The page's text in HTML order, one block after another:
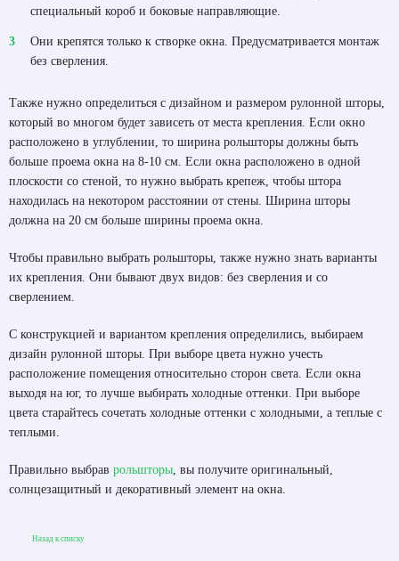
специальный короб и боковые направляющие.
Они крепятся только к створке окна. Предусматривается монтаж
без сверления.
Также нужно определиться с дизайном и размером рулонной шторы,
который во многом будет зависеть от места крепления. Если окно
расположено в углублении, то ширина рольшторы должны быть
больше проема окна на 8-10 см. Если окна расположено в одной
плоскости со стеной, то нужно выбрать крепеж, чтобы штора
находилась на некотором расстоянии от стены. Ширина шторы
должна на 20 см больше ширины проема окна.
Чтобы правильно выбрать рольшторы, также нужно знать варианты
их крепления. Они бывают двух видов: без сверления и со
сверлением.
С конструкцией и вариантом крепления определились, выбираем
дизайн рулонной шторы. При выборе цвета нужно учесть
расположение помещения относительно сторон света. Если окна
выходя на юг, то лучше выбирать холодные оттенки. При выборе
цвета старайтесь сочетать холодные оттенки с холодными, а теплые с
теплыми.
Правильно выбрав рольшторы, вы получите оригинальный,
солнцезащитный и декоративный элемент на окна.
Назад к списку